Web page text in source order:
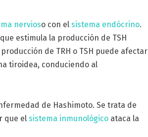
nervioso con elsistema endócrino.
estimula la producción de TSH
de TRH o TSH puede afectar
tiroidea, conduciendo al
de Hashimoto. Se trata de
que elsistema inmunológico ataca la